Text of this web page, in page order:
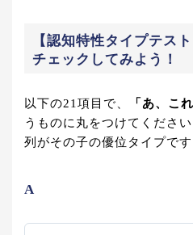
【認知特性タイプテス
チェックしてみよう！
以下の21項目で、 「あ、こ
うものに丸をつけてくださ
列がその子の優位タイプです
A